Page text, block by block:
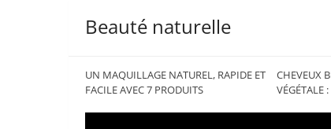
Beauté naturelle
UN MAQUILLAGE NATUREL, RAPIDE ET
FACILE AVEC 7 PRODUITS
CHEVEUX
VÉGÉTALE